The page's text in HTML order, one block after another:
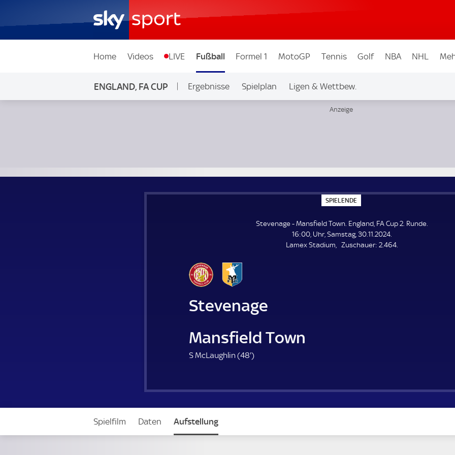
Home Videos LIVE Fußball Formel 1 MotoGP Tennis Golf NBA NHL
ENGLAND, FA CUP Ergebnisse Spielplan Ligen & Wettbew.
SPIELENDE
P
E
L
E
N
Stevenage - Mansfield Town. England, FA Cup 2. Runde.
16:00, Uhr, Samstag, 30.11.2024.
Lamex Stadium
Zuschauer: Z
2.464.
Stevenage
Mansfield Town
S McLaughlin (48'4
m
n
)
Spielfilm Daten Aufstellung